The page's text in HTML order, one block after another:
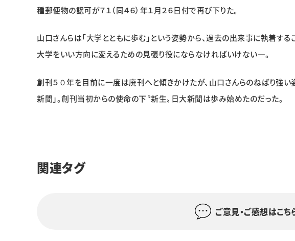
種郵便物の認可が７１（同４６）年１月２６日付で再び下りた。
山口さんらは「大学とともに歩む」という姿勢から、過去の出来事に執着す
大学をいい方向に変えるための見張り役にならなければいけない―。
創刊５０年を目前に一度は廃刊へと傾きかけたが、山口さんらのねばり強
新聞」。創刊当初からの使命の下〝新生〟日大新聞は歩み始めたのだった。
関連タグ
ご意見・ご感想はこち